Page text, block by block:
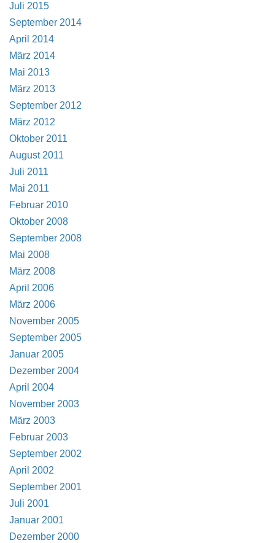
Juli 2015
September 2014
April 2014
März 2014
Mai 2013
März 2013
September 2012
März 2012
Oktober 2011
August 2011
Juli 2011
Mai 2011
Februar 2010
Oktober 2008
September 2008
Mai 2008
März 2008
April 2006
März 2006
November 2005
September 2005
Januar 2005
Dezember 2004
April 2004
November 2003
März 2003
Februar 2003
September 2002
April 2002
September 2001
Juli 2001
Januar 2001
Dezember 2000